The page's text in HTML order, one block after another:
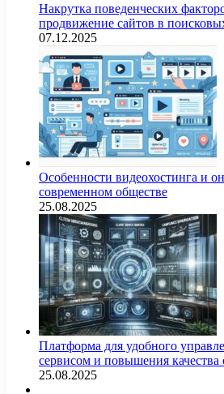
Накрутка поведенческих
продвижение сайтов в
07.12.2025
Особенности видеохостинга и
современном обществе
25.08.2025
Платформа для удобного
сервисом и повышения
25.08.2025